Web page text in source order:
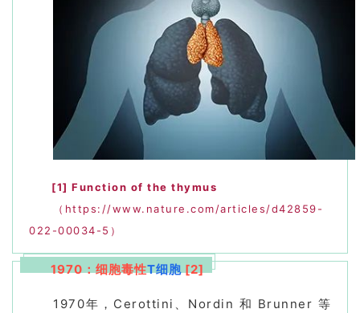
[1] Function of the thymus
（https://www.nature.com/articles/d42859-
022-00034-5）
1970：细胞毒性T细胞[2]
1970年，Cerottini、Nordin 和 Brunner 等